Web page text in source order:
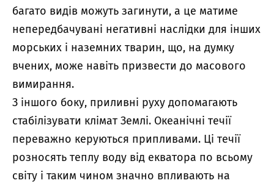
багато видів можуть загинути, а це матиме
непередбачувані негативні наслідки для інших
морських і наземних тварин, що, на думку
вчених, може навіть призвести до масового
вимирання.
З іншого боку, приливні руху допомагають
стабілізувати клімат Землі. Океанічні течії
переважно керуються припливами. Ці течії
розносять теплу воду від екватора по всьому
світу і таким чином значно впливають на